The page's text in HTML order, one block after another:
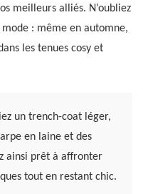
meilleurs alliés. N’oubliez
: même en automne,
les tenues cosy et
un trench-coat léger,
en laine et des
ainsi prêt à affronter
tout en restant chic.